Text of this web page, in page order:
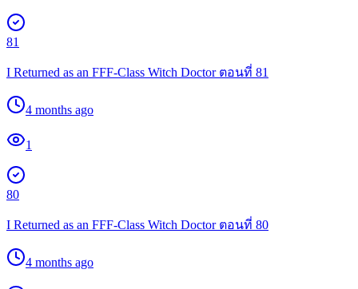
81
I Returned as an FFF-Class Witch Doctor ตอนที่ 81
4 months ago
1
80
I Returned as an FFF-Class Witch Doctor ตอนที่ 80
4 months ago